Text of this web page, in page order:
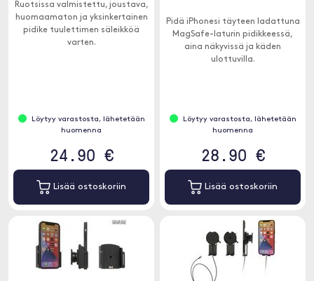
Ruotsissa valmistettu, joustava,
huomaamaton ja yksinkertainen
pidike tuulettimen säleikköä
varten.
Löytyy varastosta, lähetetään
huomenna
24.90 €
Lisää ostoskoriin
Pidä iPhonesi täyteen ladattuna
MagSafe-laturin pidikkeessä,
aina näkyvissä ja käden
ulottuvilla.
Löytyy varastosta, lähetetään
huomenna
28.90 €
Lisää ostoskoriin